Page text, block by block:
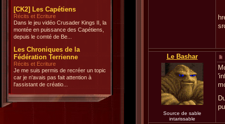
[CK2] Les Capétiens
Récits et Ecriture
Dans le jeu vidéo Crusader Kings II, la
montée en puissance des Capétiens,
depuis le comté de Be...
Les Chroniques de la
Fédération Terrienne
Récits et Ecriture
Je me suis permis de recréer un topic
car je n'avais pas fait attention à
l'assistant de créatio...
Le Bashar
Source de sable
intarissable